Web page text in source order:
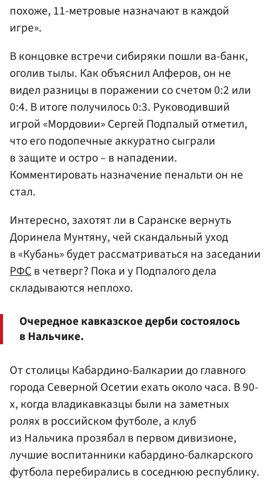
похоже, 11-метровые назначают в каждой
игре».
В концовке встречи сибиряки пошли ва-банк,
оголив тылы. Как объяснил Алферов, он не
видел разницы в поражении со счетом 0:2 или
0:4. В итоге получилось 0:3. Руководивший
игрой «Мордовии» Сергей Подпалый отметил,
что его подопечные аккуратно сыграли
в защите и остро – в нападении.
Комментировать назначение пенальти он не
стал.
Интересно, захотят ли в Саранске вернуть
Доринела Мунтяну, чей скандальный уход
в «Кубань» будет рассматриваться на заседании
РФСв четверг? Пока и у Подпалого дела
складываются неплохо.
Очередное кавказское дерби состоялось
в Нальчике.
От столицы Кабардино-Балкарии до главного
города Северной Осетии ехать около часа. В 90-
х, когда владикавказцы были на заметных
ролях в российском футболе, а клуб
из Нальчика прозябал в первом дивизионе,
лучшие воспитанники кабардино-балкарского
футбола перебирались в соседнюю республику.